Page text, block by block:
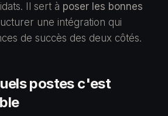
Il sert à poser les bonnes
une intégration qui
de succès des deux côtés.
postes c'est